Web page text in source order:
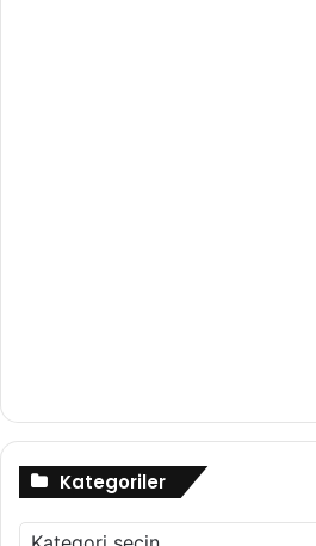
Kategoriler
Kategoriler